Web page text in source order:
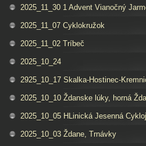
2025_11_30 1 Advent Vianočný
2025_11_07 Cyklokružok
2025_11_02 Tríbeč
2025_10_24
2925_10_17 Skalka-Hostinec-
2025_10_10 Ždanske lúky, horná
2025_10_05 HLinická Jesenná
2025_10_03 Ždane, Trnávky